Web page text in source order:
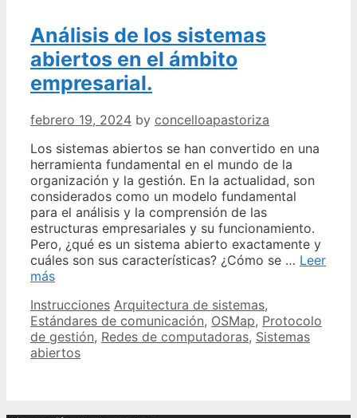
Análisis de los sistemas
abiertos en el ámbito
empresarial.
febrero 19, 2024 by concelloapastoriza
Los sistemas abiertos se han convertido en una
herramienta fundamental en el mundo de la
organización y la gestión. En la actualidad, son
considerados como un modelo fundamental
para el análisis y la comprensión de las
estructuras empresariales y su funcionamiento.
Pero, ¿qué es un sistema abierto exactamente y
cuáles son sus características? ¿Cómo se … Leer
másAnálisis
los
sistemas
abiertos
en
Categories
Instrucciones Tags
Arquitectura de sistemas,
Estándares de comunicación, OSMap, Protocolo
de gestión, Redes de computadoras, Sistemas
abiertos